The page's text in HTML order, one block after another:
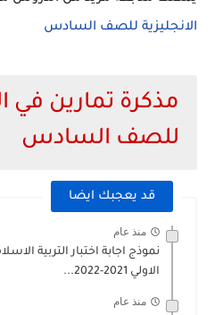
الانجليزية للصف السادس
مذكرة تمارين في
للصف السادس
قد يعجبك ايضا
منذ عام
نموذج اجابة اختبار التربية
الاولي 2021-2022...
منذ عام